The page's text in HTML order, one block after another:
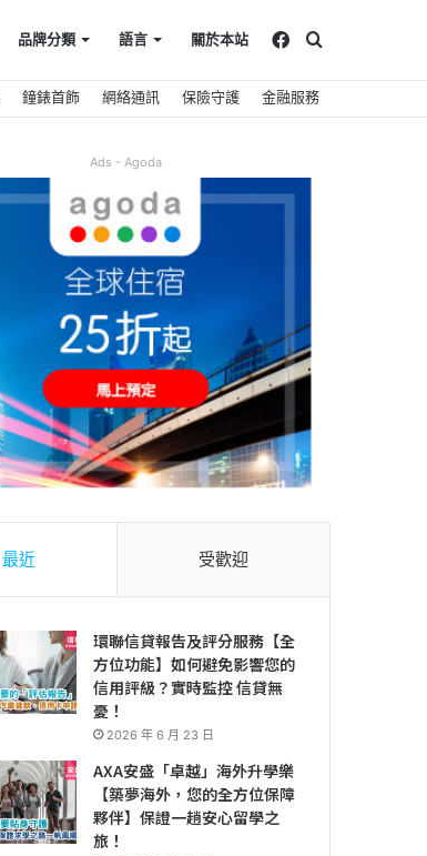
品牌分類 語言 關於本站 搜
尋
Facebook
鐘錶首飾 網絡通訊 保險守護 金融服務
Ads - Agoda
最近 受歡迎
環聯信貸報告及評分服務【全
方位功能】如何避免影響您的
信用評級？實時監控 信貸無
憂！
2026 年 6 月 23 日
AXA安盛「卓越」海外升學樂
【築夢海外，您的全方位保障
夥伴】保證一趟安心留學之
旅！